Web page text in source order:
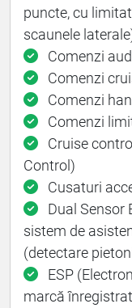
puncte, cu
scaunele
Comenzi
Comenzi
Comenzi
Comenzi
Cruise
Control)
Cusaturi
Dual Sensor
sistem de
(detectare
ESP
marcă